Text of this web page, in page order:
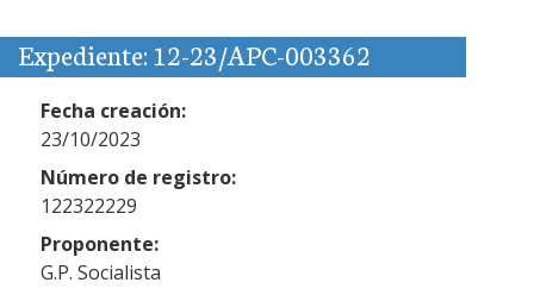
Expediente: 12-23/APC-003362
Fecha creación:
23/10/2023
Número de registro:
122322229
Proponente:
G.P. Socialista